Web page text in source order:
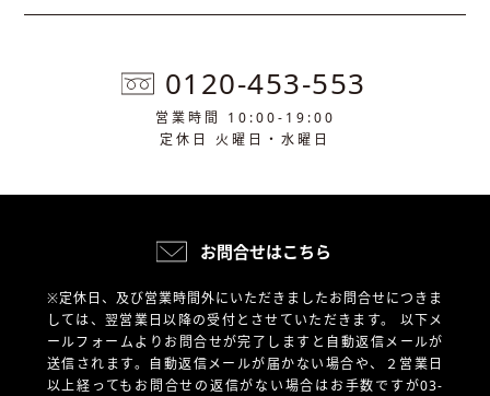
0120-453-553
営業時間 10:00-19:00
定休日 火曜日・水曜日
お問合せはこちら
※定休日、及び営業時間外にいただきましたお問合せにつきま
しては、翌営業日以降の受付とさせていただきます。 以下メ
ールフォームよりお問合せが完了しますと自動返信メールが
送信されます。自動返信メールが届かない場合や、
２営業日
以上経ってもお問合せの返信がない場合はお手数ですが03-